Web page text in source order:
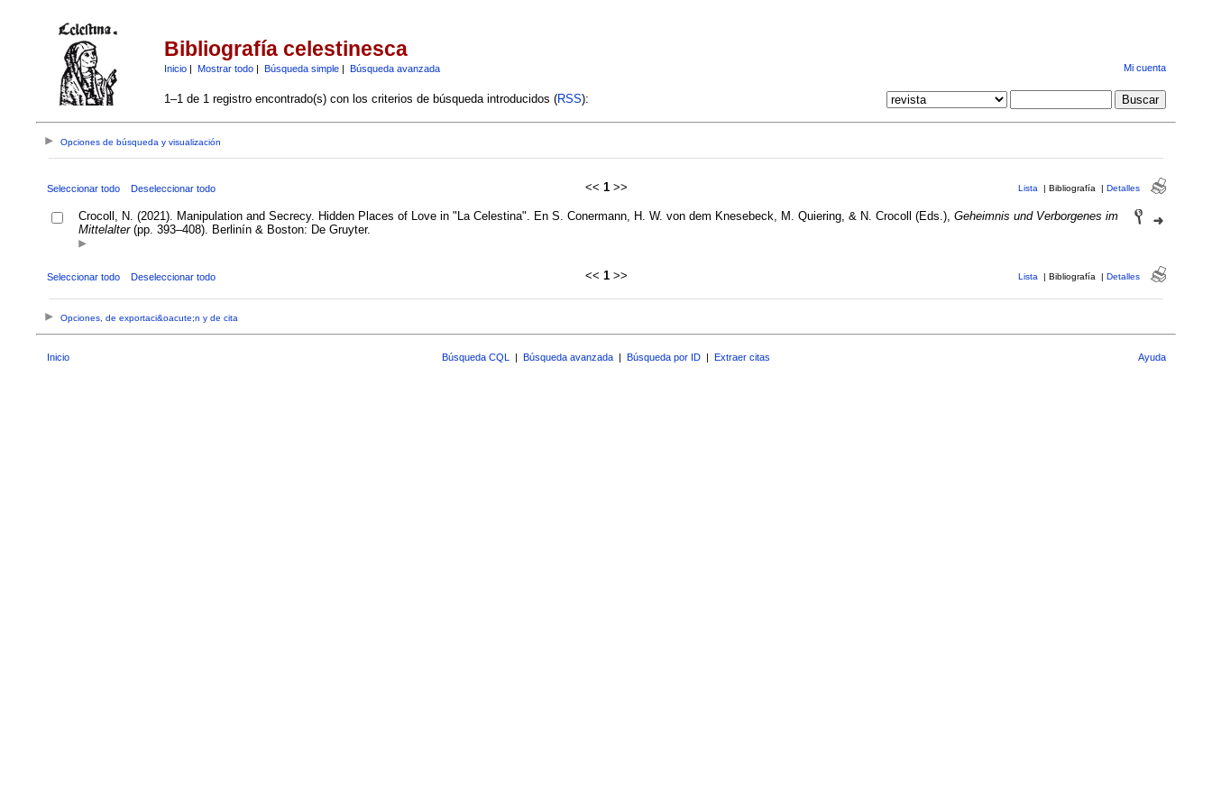
Bibliografía celestinesca
Inicio| Mostrar todo| Búsqueda simple| Búsqueda avanzada Mi cuenta
1–1 de 1 registro encontrado(s) con los criterios de búsqueda introducidos (RSS):
Opciones de búsqueda y visualización
Seleccionar todo Deseleccionar todo << 1>> Lista | Bibliografía | Detalles
Crocoll, N. (2021). Manipulation and Secrecy. Hidden Places of Love in "La Celestina". En S. Conermann, H. W. von dem Knesebeck, M. Quiering, & N. Crocoll (Eds.), Geheimnis und Verborgenes im
Mittelalter(pp. 393–408). Berlinín & Boston: De Gruyter.
Seleccionar todo Deseleccionar todo << 1>> Lista | Bibliografía | Detalles
Opciones, de exportaci&oacute;n y de cita
Inicio Búsqueda CQL | Búsqueda avanzada | Búsqueda por ID | Extraer citas Ayuda